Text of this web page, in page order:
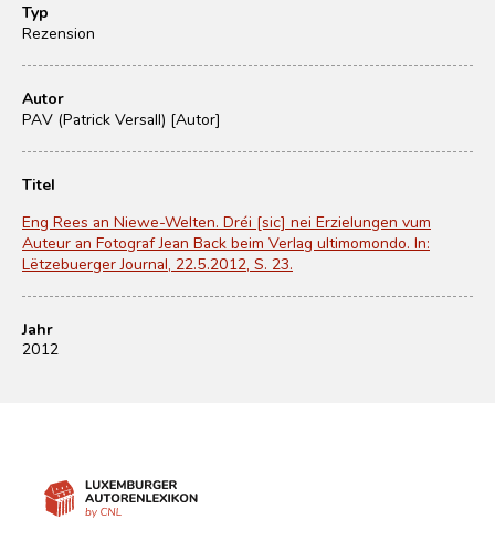
Typ
Rezension
Autor
PAV (Patrick Versall) [Autor]
Titel
Eng Rees an Niewe-Welten. Dréi [sic] nei Erzielungen vum
Auteur an Fotograf Jean Back beim Verlag ultimomondo. In:
Lëtzebuerger Journal, 22.5.2012, S. 23.
Jahr
2012